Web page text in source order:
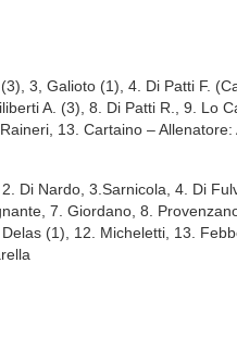
3, Galioto (1), 4. Di Patti F.
A. (3), 8. Di Patti R., 9. Lo
13. Cartaino – Allenatore:
Di Nardo, 3.Sarnicola, 4. Di
7. Giordano, 8.
(1), 12. Micheletti, 13.